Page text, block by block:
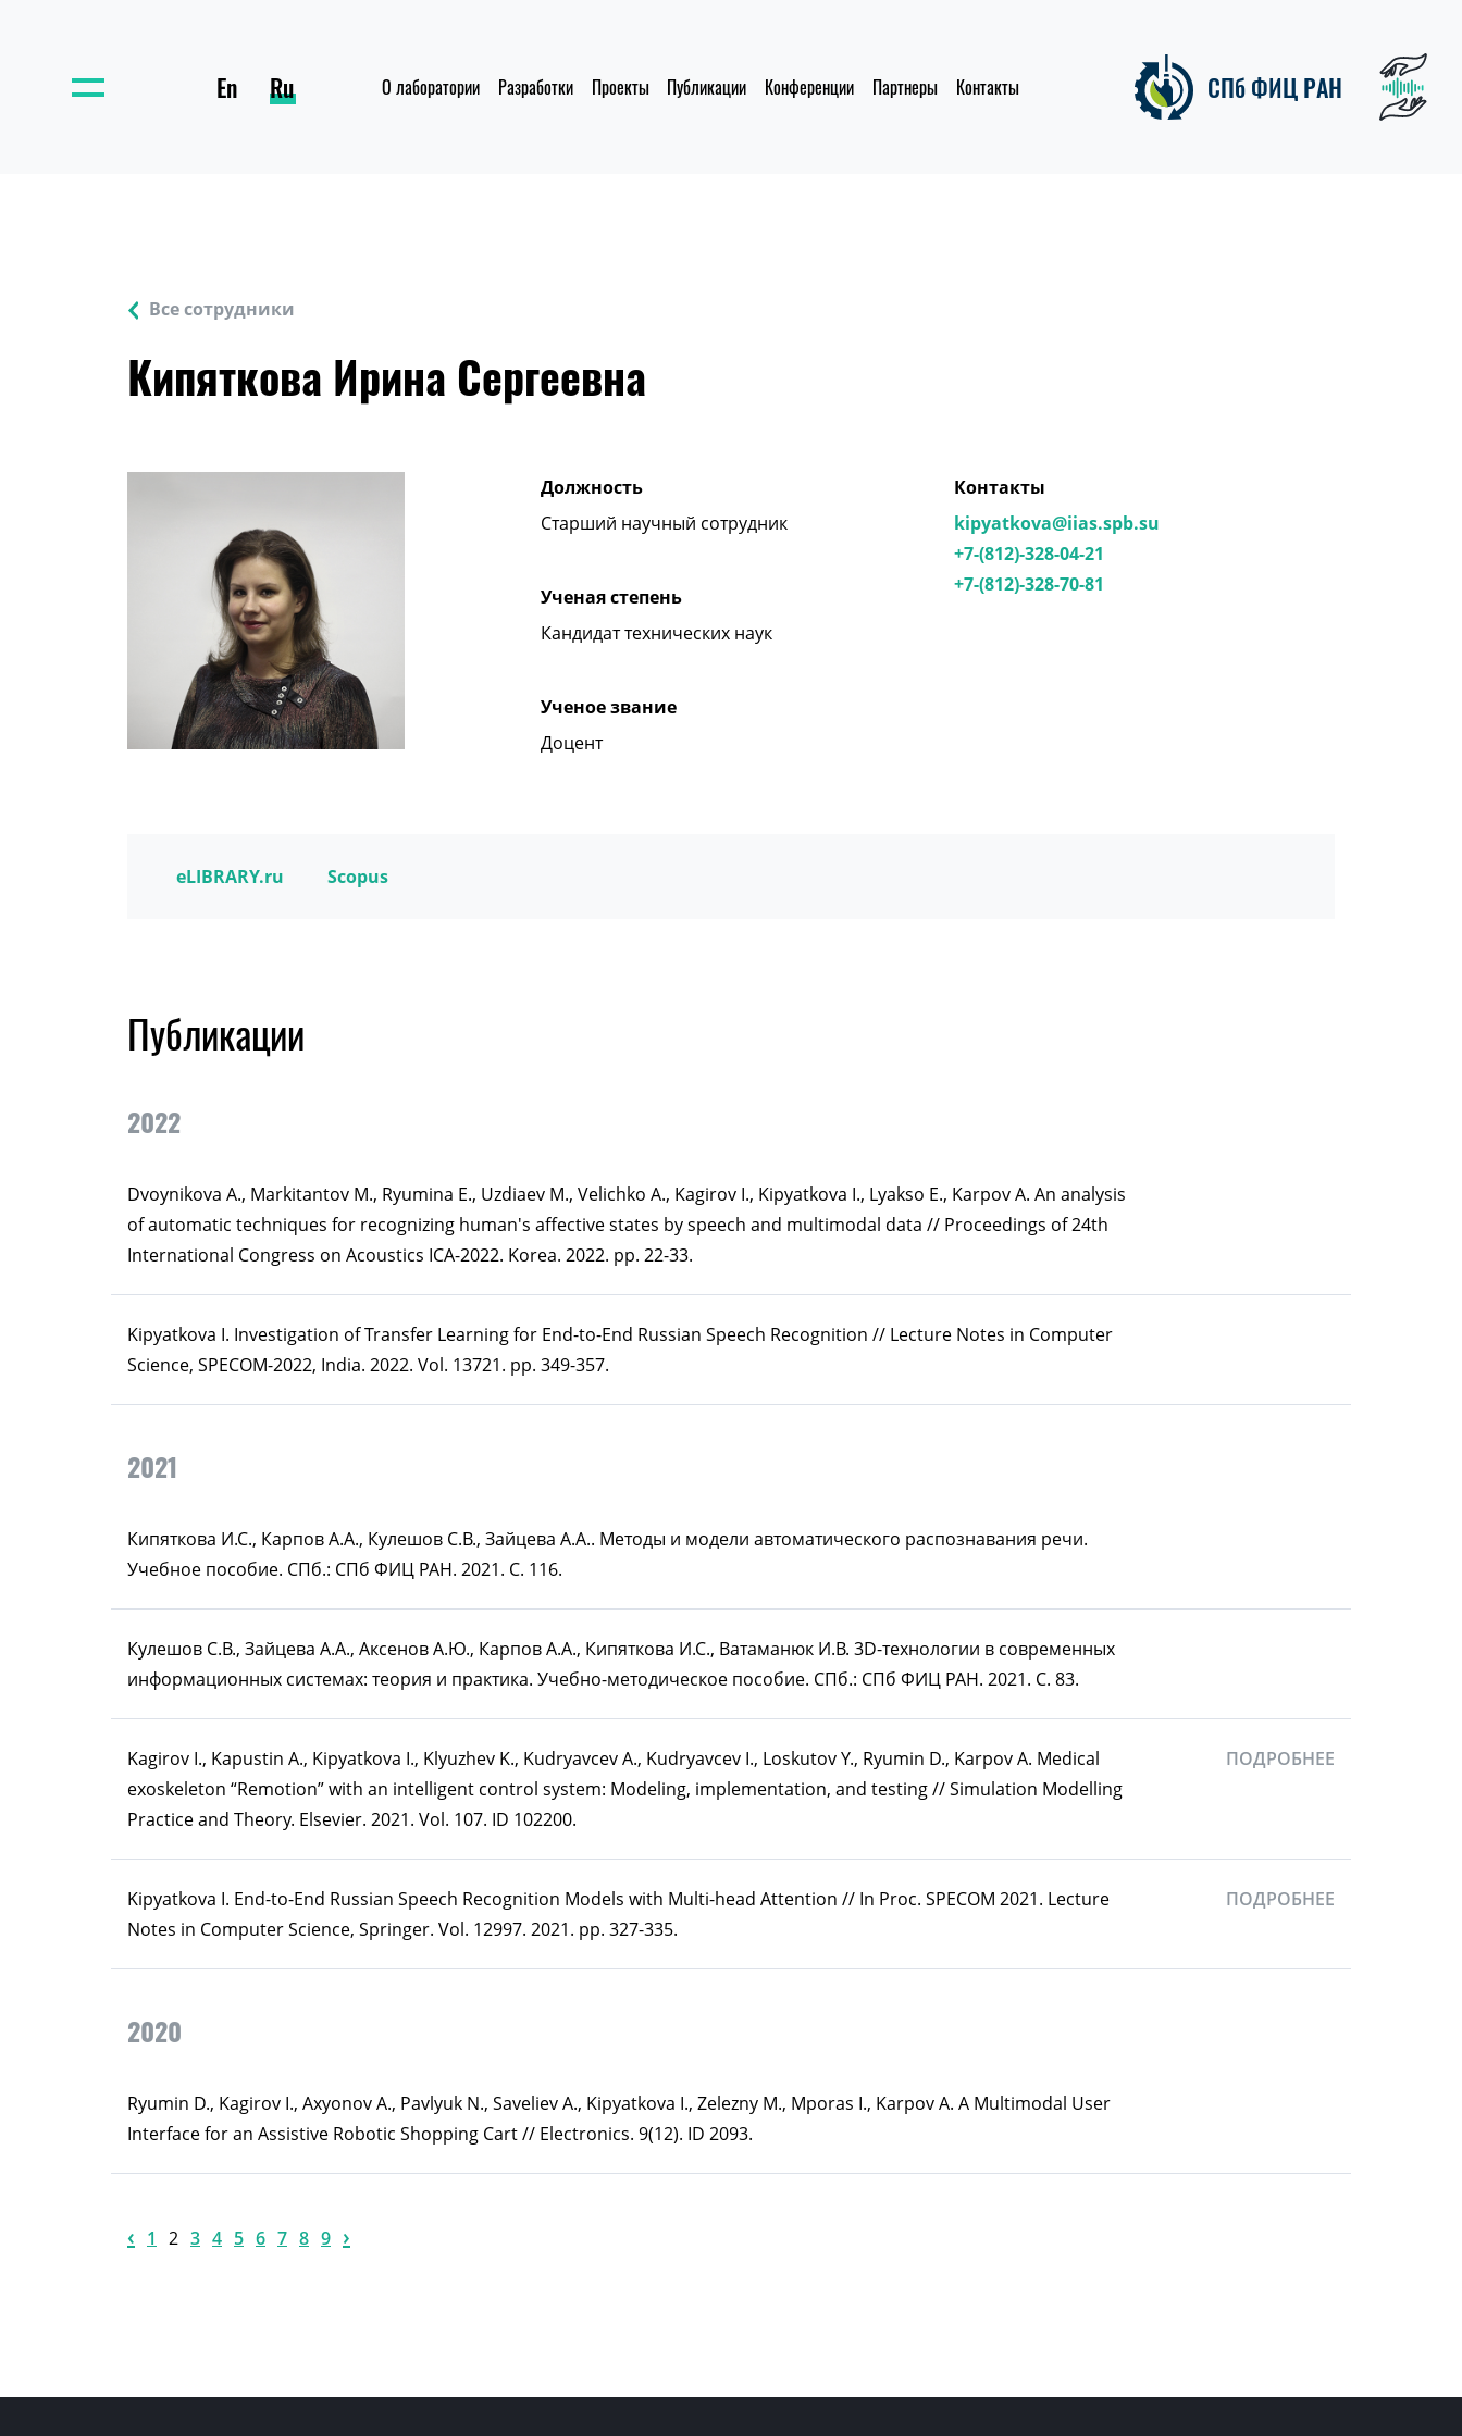
En Ru О лаборатории Разработки Проекты Публикации Конференции Партнеры Контакты СПб ФИЦ РАН
Все сотрудники
Кипяткова Ирина Сергеевна
Должность
Старший научный сотрудник
Ученая степень
Кандидат технических наук
Ученое звание
Доцент
Контакты
kipyatkova@iias.spb.su
+7-(812)-328-04-21
+7-(812)-328-70-81
eLIBRARY.ru Scopus
Публикации
2022
Dvoynikova A., Markitantov M., Ryumina E., Uzdiaev M., Velichko A., Kagirov I., Kipyatkova I., Lyakso E., Karpov A. An analysis
of automatic techniques for recognizing human's affective states by speech and multimodal data // Proceedings of 24th
International Congress on Acoustics ICA-2022. Korea. 2022. pp. 22-33.
Kipyatkova I. Investigation of Transfer Learning for End-to-End Russian Speech Recognition // Lecture Notes in Computer
Science, SPECOM-2022, India. 2022. Vol. 13721. pp. 349-357.
2021
Кипяткова И.С., Карпов А.А., Кулешов С.В., Зайцева А.А.. Методы и модели автоматического распознавания речи.
Учебное пособие. СПб.: СПб ФИЦ РАН. 2021. C. 116.
Кулешов С.В., Зайцева А.А., Аксенов А.Ю., Карпов А.А., Кипяткова И.С., Ватаманюк И.В. 3D-технологии в современных
информационных системах: теория и практика. Учебно-методическое пособие. СПб.: СПб ФИЦ РАН. 2021. C. 83.
Kagirov I., Kapustin A., Kipyatkova I., Klyuzhev K., Kudryavcev A., Kudryavcev I., Loskutov Y., Ryumin D., Karpov A. Medical
exoskeleton “Remotion” with an intelligent control system: Modeling, implementation, and testing // Simulation Modelling
Practice and Theory. Elsevier. 2021. Vol. 107. ID 102200.
ПОДРОБНЕЕ
Kipyatkova I. End-to-End Russian Speech Recognition Models with Multi-head Attention // In Proc. SPECOM 2021. Lecture
Notes in Computer Science, Springer. Vol. 12997. 2021. pp. 327-335.
ПОДРОБНЕЕ
2020
Ryumin D., Kagirov I., Axyonov A., Pavlyuk N., Saveliev A., Kipyatkova I., Zelezny M., Mporas I., Karpov A. A Multimodal User
Interface for an Assistive Robotic Shopping Cart // Electronics. 9(12). ID 2093.
‹ 1 2 3 4 5 6 7 8 9 ›